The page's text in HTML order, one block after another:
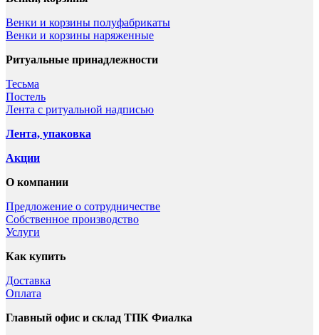
Венки и корзины полуфабрикаты
Венки и корзины наряженные
Ритуальные принадлежности
Тесьма
Постель
Лента с ритуальной надписью
Лента, упаковка
Акции
О компании
Предложение о сотрудничестве
Собственное производство
Услуги
Как купить
Доставка
Оплата
Главный офис и склад ТПК Фиалка